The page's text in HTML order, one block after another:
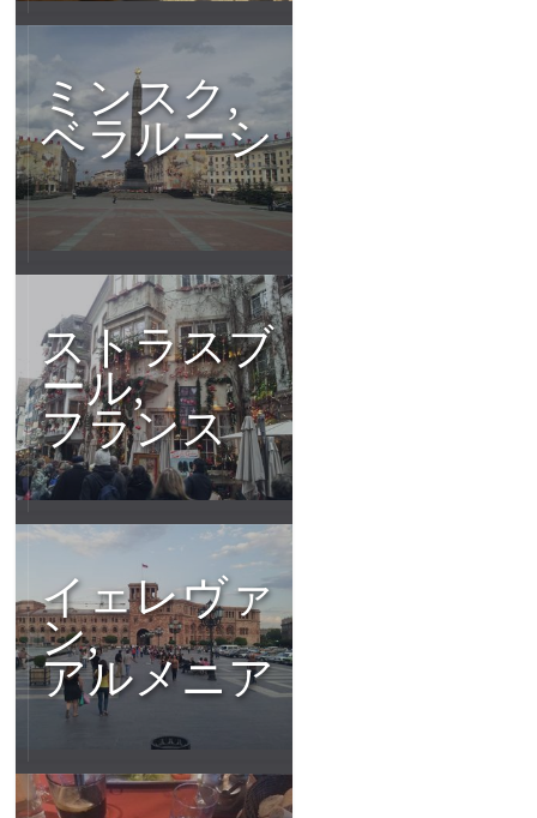
ミンスク,
ベラルーシ
ストラスブ
ール,
フランス
イェレヴァ
ン,
アルメニア